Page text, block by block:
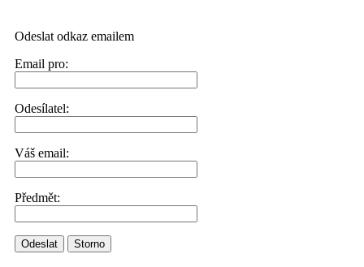
Odeslat odkaz emailem
Email pro:
Odesílatel:
Váš email:
Předmět:
Odeslat Storno